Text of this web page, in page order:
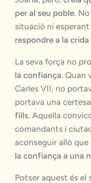
per al seu poble.
situació ni
respondre a la
La seva força no
la confiança. Quan
Carles VII, no
portava una
fills. Aquella
comandants i
aconseguir allò
la confiança a una
Potser aquest és el